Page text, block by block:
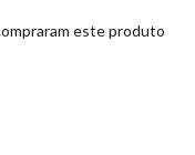
este produto